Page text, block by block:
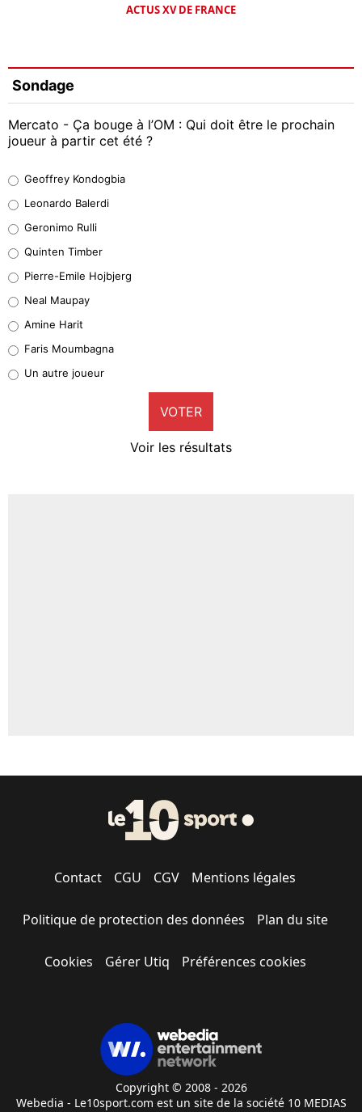
ACTUS XV DE FRANCE
Sondage
Mercato - Ça bouge à l’OM : Qui doit être le prochain
joueur à partir cet été ?
38%
32%
5%
1%
9%
Geoffrey Kondogbia
Leonardo Balerdi
Geronimo Rulli
Quinten Timber
Pierre-Emile Hojbjerg
Neal Maupay
Amine Harit
Faris Moumbagna
Un autre joueur
VOTER
Voir les résultats
Contact CGU CGV Mentions légales
Politique de protection des données Plan du site
Cookies Gérer Utiq Préférences cookies
Copyright © 2008 - 2026
Webedia - Le10sport.com est un site de la société 10 MEDIAS